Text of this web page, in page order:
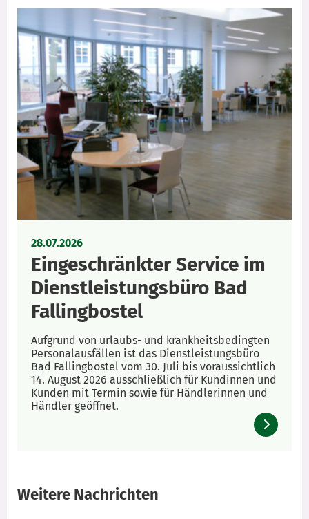
28.07.2026
Eingeschränkter Service im
Dienstleistungsbüro Bad
Fallingbostel
Aufgrund von urlaubs- und krankheitsbedingten
Personalausfällen ist das Dienstleistungsbüro
Bad Fallingbostel vom 30. Juli bis voraussichtlich
14. August 2026 ausschließlich für Kundinnen und
Kunden mit Termin sowie für Händlerinnen und
Händler geöffnet.
Weitere Nachrichten